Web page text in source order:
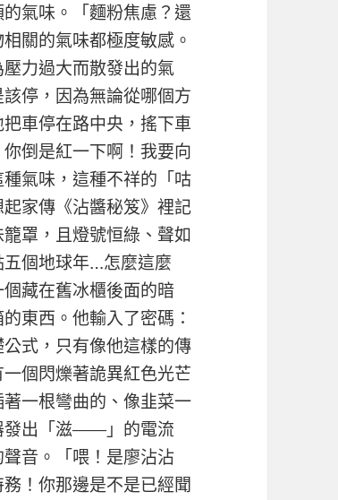
氣味。「麵粉焦慮？還
關的氣味都極度敏感。
力過大而散發出的氣
停，因為無論從哪個方
車停在路中央，搖下車
倒是紅一下啊！我要向
氣味，這種不祥的「咕
家傳《沾醬秘笈》裡記
罩，且燈號恒綠、聲如
個地球年…怎麼這麼
藏在舊冰櫃後面的暗
東西。他輸入了密碼：
式，只有像他這樣的傳
個閃爍著詭異紅色光芒
一根彎曲的、像韭菜一
發出「滋——」的電流
音。「喂！是廖沾沾
！你那邊是不是已經聞